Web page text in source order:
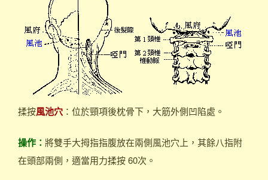
揉按風池穴 ：位於頸項後枕骨下，大筋外側凹陷處。
操作： 將雙手大拇指指腹放在兩側風池穴上，其餘八指附
在頭部兩側，適當用力揉按 60次。